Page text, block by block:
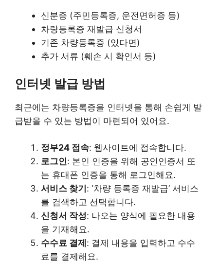
신분증 (주민등록증, 운전면허증 등)
차량등록증 재발급 신청서
기존 차량등록증 (있다면)
추가 서류 (훼손 시 확인서 등)
인터넷 발급 방법
최근에는 차량등록증을 인터넷을 통해 손쉽게 발
급받을 수 있는 방법이 마련되어 있어요.
정부24 접속: 웹사이트에 접속합니다.
로그인: 본인 인증을 위해 공인인증서 또
는 휴대폰 인증을 통해 로그인해요.
서비스 찾기 : ‘차량 등록증 재발급’ 서비스
를 검색하고 선택합니다.
신청서 작성: 나오는 양식에 필요한 내용
을 기재해요.
수수료 결제 : 결제 내용을 입력하고 수수
료를 결제해요.